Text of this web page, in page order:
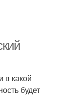
в какой
будет